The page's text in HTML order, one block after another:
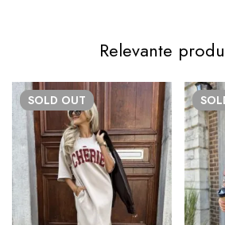
Relevante
SOLD OUT